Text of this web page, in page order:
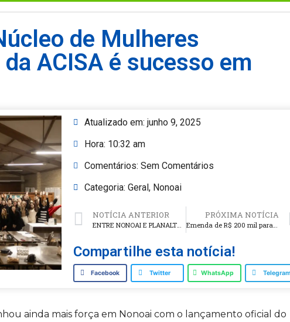
de Mulheres
ACISA é sucesso em
Atualizado em: junho 9, 2025
Hora: 10:32 am
Comentários:Sem Comentários
Categoria:Geral, Nonoai
NOTÍCIA ANTERIOR
ENTRE NONOAI E PLANALTO: Indígenas protestam e bloqueiam rodovias na região nesta segunda-feira
PRÓXIMA NOTÍCIA
Emenda de R$ 200 mil para aquisição de equipamentos agrícolas é confirmada durante a abertura da JOANPEPA em Marcelino Ramos
Compartilhe esta notícia!
Facebook Twitter WhatsApp
ainda mais força em Nonoai com o lançamento oficial do